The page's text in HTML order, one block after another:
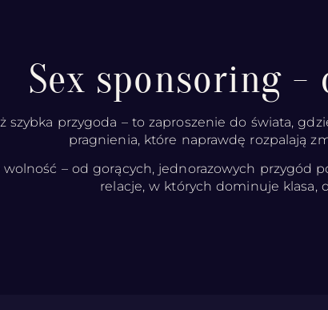
Sex sponsoring -
szybka przygoda – to zaproszenie do świata,
pragnienia, które naprawdę rozpalają
– od gorących, jednorazowych przygód
relacje, w których dominuje klasa,